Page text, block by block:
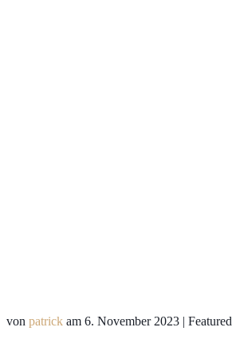
von patrick am 6. November 2023 | Featured